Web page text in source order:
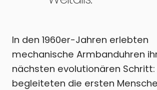
In den 1960er-Jahren erlebten
mechanische Armbanduhren
nächsten evolutionären Schritt:
begleiteten die ersten